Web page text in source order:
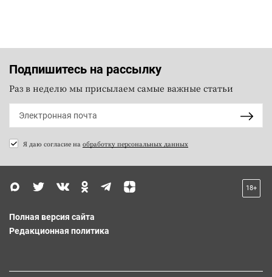
Подпишитесь на рассылку
Раз в неделю мы присылаем самые важные статьи
Я даю согласие на обработку персональных данных
18+
Полная версия сайта
Редакционная политика